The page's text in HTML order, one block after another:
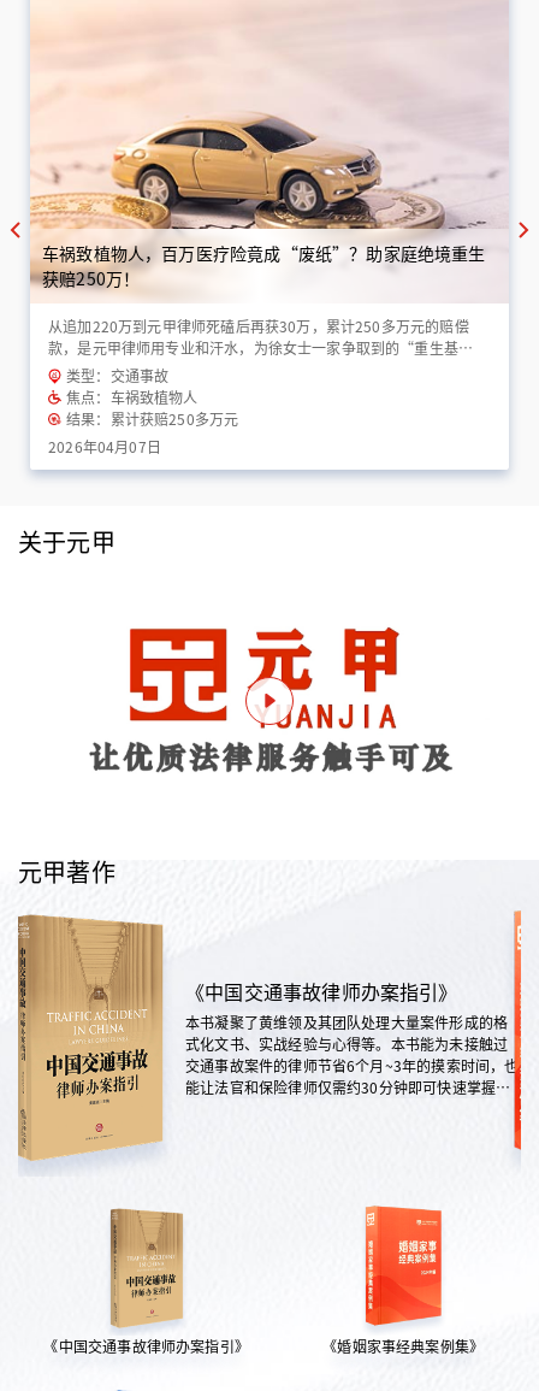
车祸致植物人，百万医疗险竟成“废纸”？助家庭绝境重生
获赔250万！
从追加220万到元甲律师死磕后再获30万，累计250多万元的赔偿
款，是元甲律师用专业和汗水，为徐女士一家争取到的“重生基
金”！
类型：交通事故
焦点：车祸致植物人
结果：累计获赔250多万元
2026年04月07日
关于元甲
元甲著作
《中国交通事故律师办案指引》
本书凝聚了黄维领及其团队处理大量案件形成的格
式化文书、实战经验与心得等。本书能为未接触过
交通事故案件的律师节省6个月~3年的摸索时间，也
能让法官和保险律师仅需约30分钟即可快速掌握案
《中国交通事故律师办案指引》 《婚姻家事经典案例集》